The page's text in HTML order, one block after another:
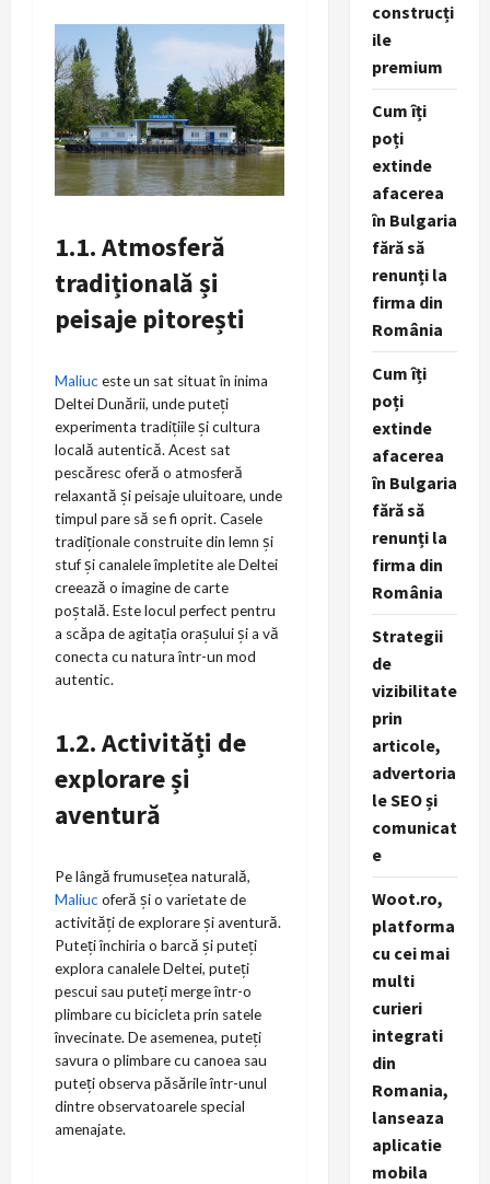
1.1. Atmosferă
tradițională și
peisaje pitorești
Maliuceste un sat situat în inima
Deltei Dunării, unde puteți
experimenta tradițiile și cultura
locală autentică. Acest sat
pescăresc oferă o atmosferă
relaxantă și peisaje uluitoare, unde
timpul pare să se fi oprit. Casele
tradiționale construite din lemn și
stuf și canalele împletite ale Deltei
creează o imagine de carte
poștală. Este locul perfect pentru
a scăpa de agitația orașului și a vă
conecta cu natura într-un mod
autentic.
1.2. Activități de
explorare și
aventură
Pe lângă frumusețea naturală,
Maliucoferă și o varietate de
activități de explorare și aventură.
Puteți închiria o barcă și puteți
explora canalele Deltei, puteți
pescui sau puteți merge într-o
plimbare cu bicicleta prin satele
învecinate. De asemenea, puteți
savura o plimbare cu canoea sau
puteți observa păsările într-unul
dintre observatoarele special
amenajate.
construcți
ile
premium
Cum îți
poți
extinde
afacerea
în Bulgaria
fără să
renunți la
firma din
România
Cum îți
poți
extinde
afacerea
în Bulgaria
fără să
renunți la
firma din
România
Strategii
de
vizibilitate
prin
articole,
advertoria
le SEO și
comunicat
e
Woot.ro,
platforma
cu cei mai
multi
curieri
integrati
din
Romania,
lanseaza
aplicatie
mobila